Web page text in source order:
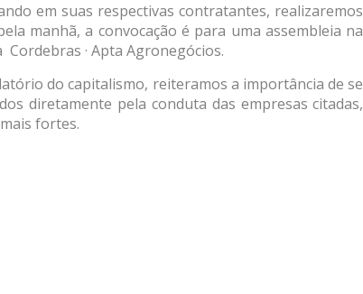
em suas respectivas contratantes, realizaremos
manhã, a convocação é para uma assembleia na
· Apta Agronegócios.
do capitalismo, reiteramos a importância de se
diretamente pela conduta das empresas citadas,
fortes.